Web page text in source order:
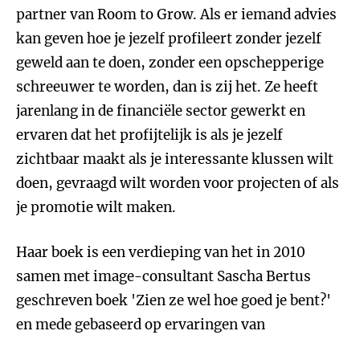
partner van Room to Grow. Als er iemand advies
kan geven hoe je jezelf profileert zonder jezelf
geweld aan te doen, zonder een opschepperige
schreeuwer te worden, dan is zij het. Ze heeft
jarenlang in de financiële sector gewerkt en
ervaren dat het profijtelijk is als je jezelf
zichtbaar maakt als je interessante klussen wilt
doen, gevraagd wilt worden voor projecten of als
je promotie wilt maken.
Haar boek is een verdieping van het in 2010
samen met image-consultant Sascha Bertus
geschreven boek 'Zien ze wel hoe goed je bent?'
en mede gebaseerd op ervaringen van